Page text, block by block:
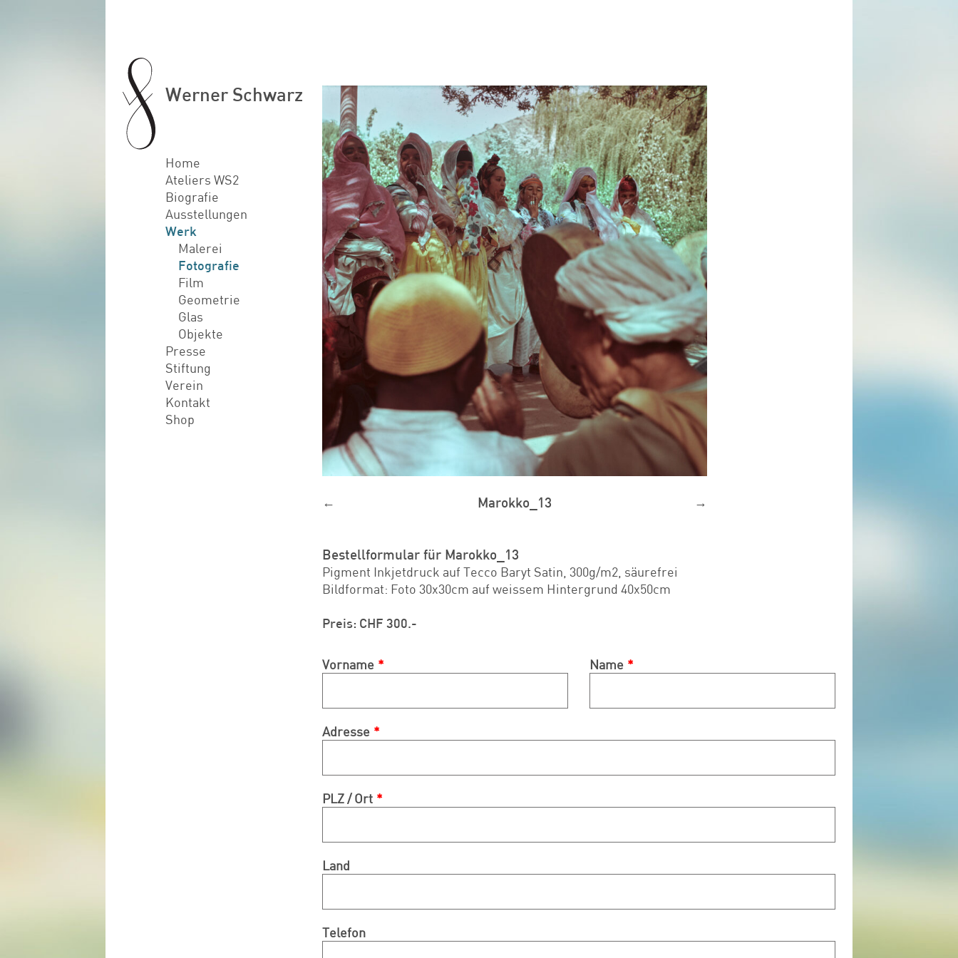
Werner Schwarz
Home
Ateliers WS2
Biografie
Ausstellungen
Werk
Malerei
Fotografie
Film
Geometrie
Glas
Objekte
Presse
Stiftung
Verein
Kontakt
Shop
← Marokko_13 →
Bestellformular für Marokko_13
Pigment Inkjetdruck auf Tecco Baryt Satin, 300g/m2, säurefrei
Bildformat: Foto 30x30cm auf weissem Hintergrund 40x50cm
Preis: CHF 300.-
Vorname Name
Adresse
PLZ / Ort
Land
Telefon